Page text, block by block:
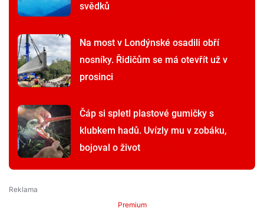
svědků
Na most v Londýnské osadili obří
nosníky. Řidičům se má otevřít už v
prosinci
Čáp si spletl plastové gumičky s
klubkem hadů. Uvízly mu v zobáku,
bojoval o život
Premium